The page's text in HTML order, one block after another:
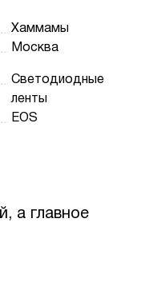
Хаммамы
Москва
Светодиодные
ленты
EOS
а главное